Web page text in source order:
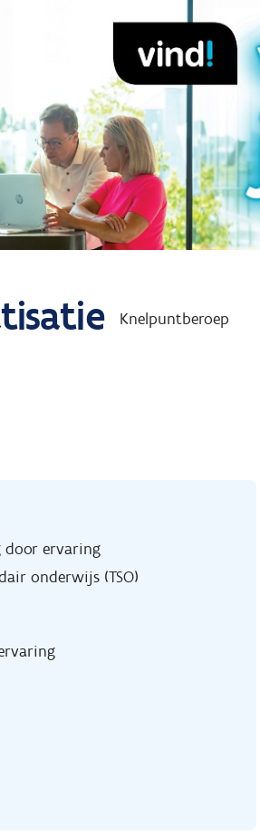
Knelpuntberoep
door ervaring
onderwijs (TSO)